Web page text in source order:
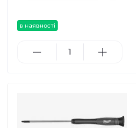
в наявності